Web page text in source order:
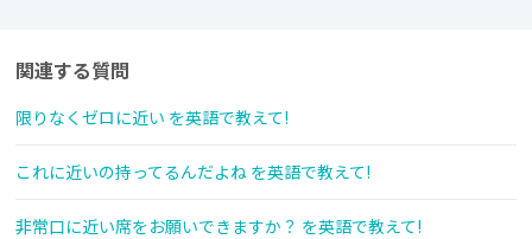
関連する質問
限りなくゼロに近い を英語で教えて!
これに近いの持ってるんだよね を英語で教えて!
非常口に近い席をお願いできますか？ を英語で教えて!